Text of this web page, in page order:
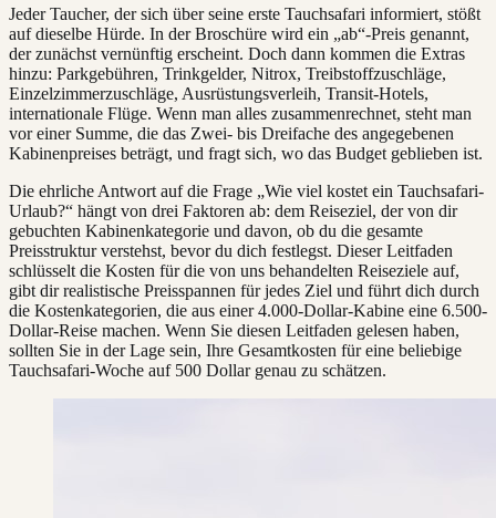
Jeder Taucher, der sich über seine erste Tauchsafari informiert, stößt
auf dieselbe Hürde. In der Broschüre wird ein „ab“-Preis genannt,
der zunächst vernünftig erscheint. Doch dann kommen die Extras
hinzu: Parkgebühren, Trinkgelder, Nitrox, Treibstoffzuschläge,
Einzelzimmerzuschläge, Ausrüstungsverleih, Transit-Hotels,
internationale Flüge. Wenn man alles zusammenrechnet, steht man
vor einer Summe, die das Zwei- bis Dreifache des angegebenen
Kabinenpreises beträgt, und fragt sich, wo das Budget geblieben ist.
Die ehrliche Antwort auf die Frage „Wie viel kostet ein Tauchsafari-
Urlaub?“ hängt von drei Faktoren ab: dem Reiseziel, der von dir
gebuchten Kabinenkategorie und davon, ob du die gesamte
Preisstruktur verstehst, bevor du dich festlegst. Dieser Leitfaden
schlüsselt die Kosten für die von uns behandelten Reiseziele auf,
gibt dir realistische Preisspannen für jedes Ziel und führt dich durch
die Kostenkategorien, die aus einer 4.000-Dollar-Kabine eine 6.500-
Dollar-Reise machen. Wenn Sie diesen Leitfaden gelesen haben,
sollten Sie in der Lage sein, Ihre Gesamtkosten für eine beliebige
Tauchsafari-Woche auf 500 Dollar genau zu schätzen.